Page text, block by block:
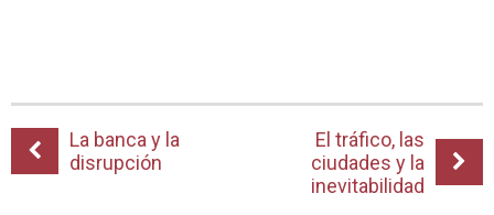
La banca y la
disrupción
El tráfico, las
ciudades y la
inevitabilidad